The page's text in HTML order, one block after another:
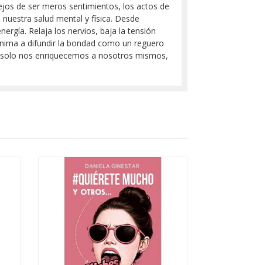
de ser meros sentimientos, los actos de
salud mental y física. Desde
Relaja los nervios, baja la tensión
a difundir la bondad como un reguero
nos enriquecemos a nosotros mismos,